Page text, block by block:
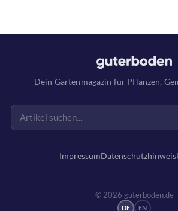
Dein Gartenmagazin für Pflanzen,
ImpressumDatenschutzhinweis
© 2026 guterboden.de
DE EN